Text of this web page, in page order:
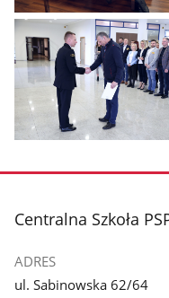
Pokaż
zdjęcie
1
galerii.
zdjęcie
galerii.
stopka
Centralna Szkoła
ADRES
ul. Sabinowska 62/64